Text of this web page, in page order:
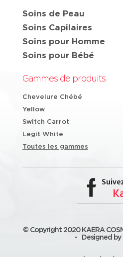
Soins de Peau
Soins Capilaires
Soins pour Homme
Soins pour Bébé
Gammes de produits
Chevelure Chébé
Yellow
Switch Carrot
Legit White
Toutes les gammes
© Copyright 2020 KAERA
- Designed